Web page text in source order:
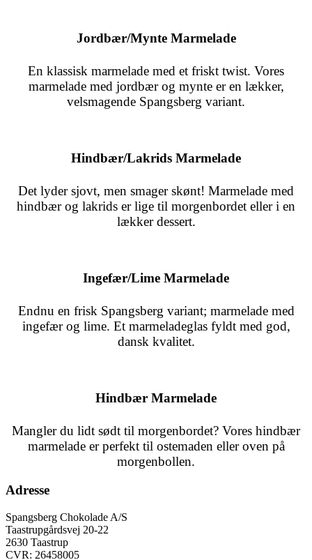
Jordbær/Mynte Marmelade
En klassisk marmelade med et friskt twist. Vores
marmelade med jordbærog mynte er en lækker,
velsmagende Spangsberg variant.
Hindbær/Lakrids Marmelade
Det lyder sjovt, men smager skønt! Marmelade med
hindbær og lakrids er lige til morgenbordet eller i en
lækker dessert.
Ingefær/Lime Marmelade
Endnu en frisk Spangsberg variant; marmelade med
ingefær og lime. Et marmeladeglas fyldt med god,
dansk kvalitet.
Hindbær Marmelade
Mangler du lidt sødt til morgenbordet? Vores hindbær
marmelade er perfekt til ostemaden eller oven på
morgenbollen.
Adresse
Spangsberg Chokolade A/S
Taastrupgårdsvej 20-22
2630 Taastrup
CVR: 26458005